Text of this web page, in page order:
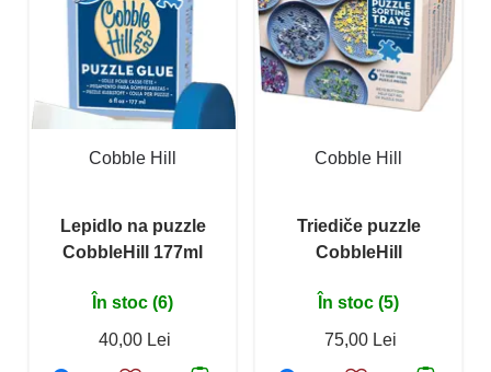
Cobble Hill
Lepidlo na puzzle
CobbleHill 177ml
În stoc (6)
40,00 Lei
Cobble Hill
Triediče puzzle
CobbleHill
În stoc (5)
75,00 Lei